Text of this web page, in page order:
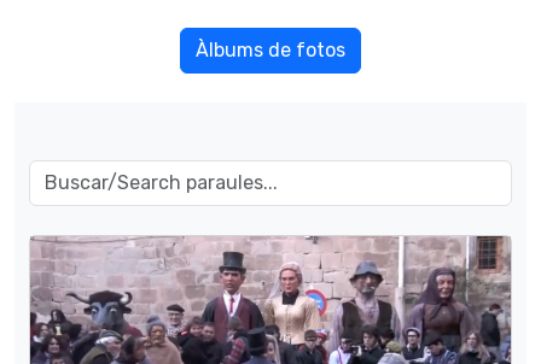
Àlbums de fotos